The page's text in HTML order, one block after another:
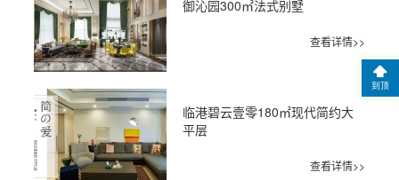
御沁园300㎡法式别墅
查看详情>>
临港碧云壹零180㎡现代简约大
平层
查看详情>>
到顶